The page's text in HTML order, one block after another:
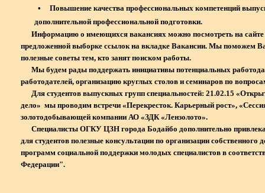
• Повышение качества профессиональных компетенций
дополнительной профессиональной подготовки.
Информацию о имеющихся вакансиях можно посмотреть на сайте
предложенной выборке ссылок на вкладке Вакансии. Мы поможем
полезные советы тем, кто занят поиском работы.
Мы будем рады поддержать инициативы потенциальных
работодателей, организацию круглых столов и семинаров по
Для студентов выпускных групп специальностей: 21.02.15
дело» мы проводим встречи «Перекресток. Карьерный рост»,
золотодобывающей компании АО «ЗДК «Лензолото».
Специалисты ОГКУ ЦЗН города Бодайбо дополнительно
для студентов полезные консультации по организации собственного
программ социальной поддержки молодых специалистов в
Федерации".